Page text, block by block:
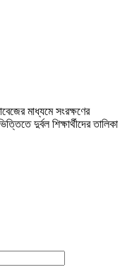
মাধ্যমে সংরক্ষণের
দুর্বল শিক্ষার্থীদের তালিকা